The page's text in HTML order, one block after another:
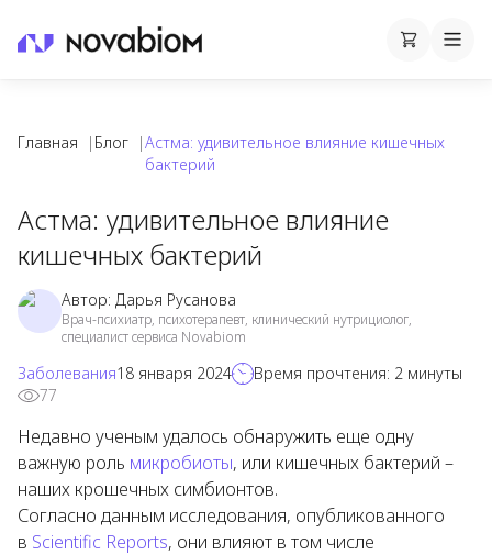
Корзина
Cart
Главная | Блог |Астма: удивительное влияние кишечных
бактерий
Астма: удивительное влияние
кишечных бактерий
Автор: Дарья Русанова
Врач-психиатр, психотерапевт, клинический нутрициолог,
специалист сервиса Novabiom
Заболевания18 января 2024 Время прочтения: 2 минуты
77
Недавно ученым удалось обнаружить еще одну
важную роль микробиоты, или кишечных бактерий –
наших крошечных симбионтов.
Согласно данным исследования, опубликованного
в Scientific Reports, они влияют в том числе